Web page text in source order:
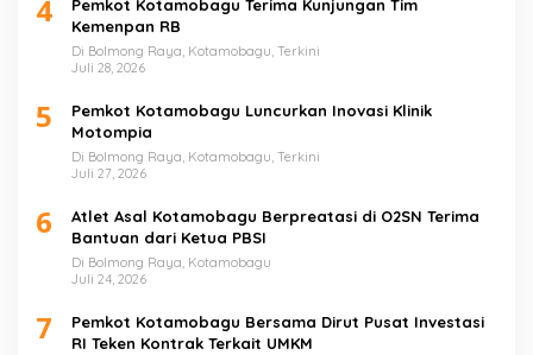
4
Pemkot Kotamobagu Terima Kunjungan Tim
Kemenpan RB
Di Bolmong Raya, Kotamobagu, Terkini
Juli 28, 2026
5
Pemkot Kotamobagu Luncurkan Inovasi Klinik
Motompia
Di Bolmong Raya, Kotamobagu, Terkini
Juli 27, 2026
6
Atlet Asal Kotamobagu Berpreatasi di O2SN Terima
Bantuan dari Ketua PBSI
Di Bolmong Raya, Kotamobagu
Juli 24, 2026
7
Pemkot Kotamobagu Bersama Dirut Pusat Investasi
RI Teken Kontrak Terkait UMKM